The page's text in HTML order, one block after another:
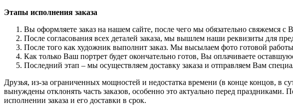
Этапы исполнения заказа
Вы оформляете заказ на нашем сайте, после чего мы обязательно свяжемся с
После согласования всех деталей заказа, мы вышлем наши реквизиты для
После того как художник выполнит заказ. Мы высылаем фото готовой
Как только Ваш портрет будет окончательно готов, Вы оплачиваете
Последний этап – мы осуществляем доставку заказа и отправляем Вам
Друзья, из-за ограниченных мощностей и недостатка времени (в конце концов, в
вынуждены отклонять часть заказов, особенно это актуально перед праздниками.
исполнении заказа и его доставки в срок.